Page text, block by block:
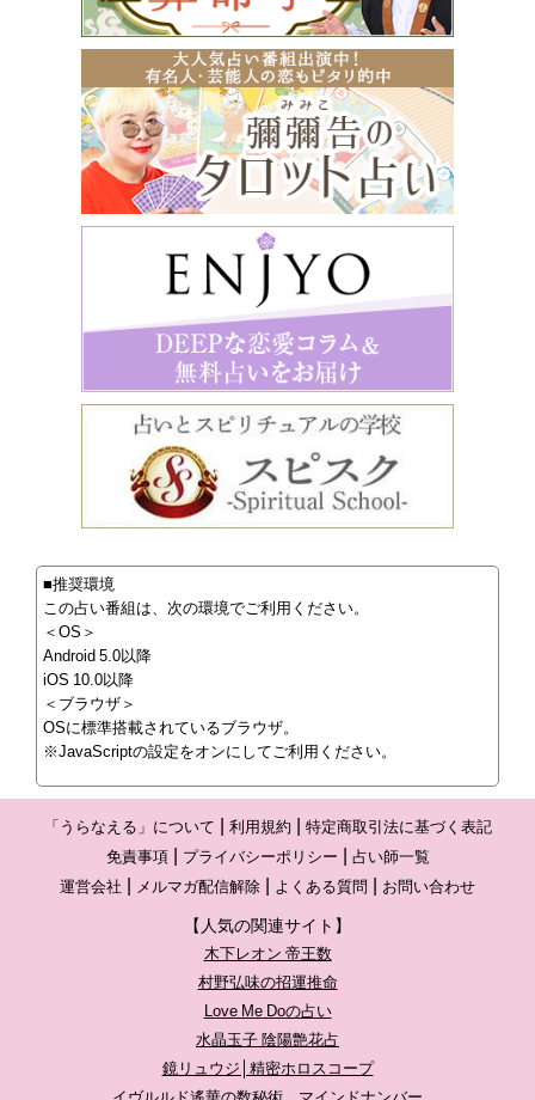
■推奨環境
この占い番組は、次の環境でご利用ください。
＜OS＞
Android 5.0以降
iOS 10.0以降
＜ブラウザ＞
OSに標準搭載されているブラウザ。
※JavaScriptの設定をオンにしてご利用ください。
「うらなえる」について 利用規約
特定商取引法に基づく表記
免責事項
プライバシーポリシー
占い師一覧
運営会社
メルマガ配信解除 よくある質問 お問い合わせ
【人気の関連サイト】
木下レオン 帝王数
村野弘味の招運推命
Love Me Doの占い
水晶玉子 陰陽艶花占
鏡リュウジ│精密ホロスコープ
イヴルルド遙華の数秘術 マインドナンバー